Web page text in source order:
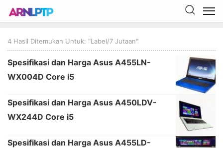
4 Hasil Ditemukan Untuk: "label/7 Jutaan"
Spesifikasi dan Harga Asus A455LN-
WX004D Core i5
Spesifikasi dan Harga Asus A450LDV-
WX244D Core i5
Spesifikasi dan Harga Asus A455LD-